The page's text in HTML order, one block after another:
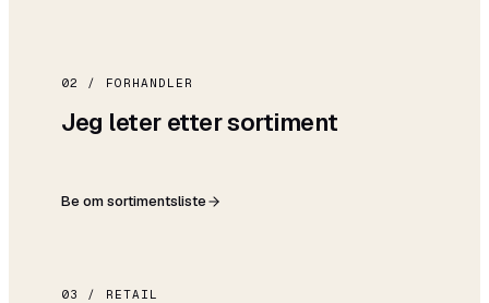
02 / FORHANDLER
Jeg leter etter sortiment
Be om sortimentsliste
03 / RETAIL